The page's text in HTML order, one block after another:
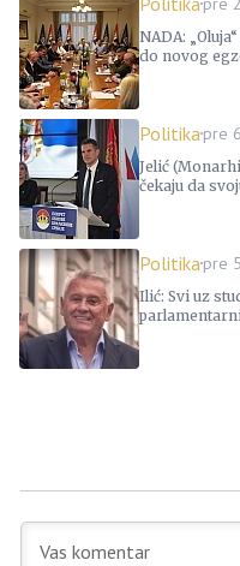
NADA:
do novog
Politikapre
Jelić
čekaju da
Politikapre
Ilić: Svi uz